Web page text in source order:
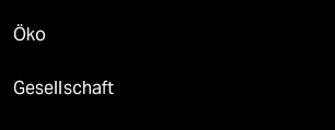
Öko
Gesellschaft